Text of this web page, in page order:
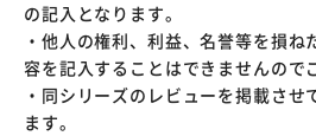
の記入となります。
・他人の権利、利益、名誉等を損ね
容を記入することはできませんので
・同シリーズのレビューを掲載させ
ます。